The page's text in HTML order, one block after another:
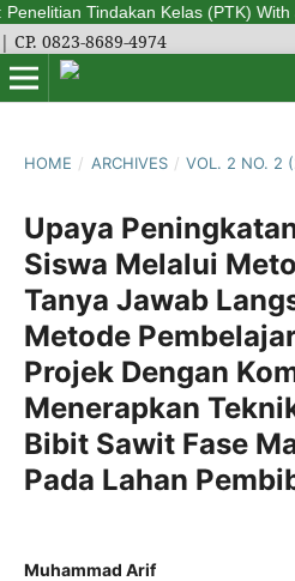
Tindakan Kelas (PTK) With
| CP. 0823-8689-4974
HOME / ARCHIVES / VOL. 2 NO. 2
Upaya
Siswa Melalui
Tanya Jawab
Metode
Projek Dengan
Menerapkan
Bibit Sawit Fase
Pada Lahan
Muhammad Arif